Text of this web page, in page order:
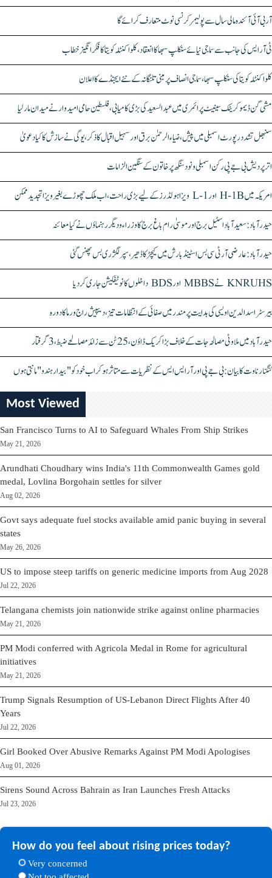
آر بی آئی آئندہ مالی سال سے پولیمر کرنسی نوٹ متعارف کرائے گا
ٹی آر ایس کی جانب سے سماجی نیائے سنکلپ سبھا کا انعقاد، کلواکنٹلہ کویتا کا فکر انگیز خطاب
کلواکنٹلہ کویتا کی سنکلپ سبھا، سماجی انصاف پر مبنی تلنگانہ کے نئے ایجنڈے کا اعلان
مشی گن ڈیموکریٹک سینیٹ پرائمری میں عبدالسعید کی بڑی کامیابی، فلسطین حامی امیدوار نے میدان مار لیا
سنبھل تشدد رپورٹ اسمبلی میں پیش، ضیاء الرحمٰن برق اور سہیل اقبال کا ذکر، یوگی نے سازش کا کیا دعویٰ
اتر پردیش بی جے پی رکن اسمبلی ونود سنگھ پر خاتون کے سنگین الزامات
امریکہ میں H-1B اور L-1 ویزا ہولڈرز کے لیے بڑی راحت، اب ملک چھوڑے بغیر ویزا تجدید ممکن
حیدرآباد: سعیدآباد اسٹیل برج اور موسیٰ رام باغ برج کا وزراء و دیگر رہنماؤں نے کیا معائنہ
حیدرآباد: عارضی آر ٹی سی بس اسٹینڈ بارش میں کیچڑ کا ڈھیر، سپر لگژری بس پھنس گئی
KNRUHS نے MBBS اور BDS داخلوں کا نوٹیفکیشن جاری کر دیا
بیرسٹر اسدالدین اویسی کی ہدایت پر مندر میں صفائی کے انتظامات تیز، دیپیش راج ورما کا دورہ
حیدرآباد میں ملاوٹی مصالحہ جات کے خلاف بڑا کریک ڈاؤن، 25 ٹن سے زائد مصالحے ضبط، 3 گرفتار
کنگنا رناوت کا بیان: بی جے پی اور آر ایس ایس کے نظریات سے متاثر ہو کر اب خود کو "بیدار ہندو" مانتی ہوں
Most Viewed
San Francisco Turns to AI to Safeguard Whales From Ship Strikes
May 21, 2026
Arundhati Choudhary wins India's 11th Commonwealth Games gold
medal, Lovlina Borgohain settles for silver
Aug 02, 2026
Govt says adequate fuel stocks available amid panic buying in several
states
May 26, 2026
US to impose steep tariffs on generic medicine imports from Aug 2028
Jul 22, 2026
Telangana chemists join nationwide strike against online pharmacies
May 21, 2026
PM Modi conferred with Agricola Medal in Rome for agricultural
initiatives
May 21, 2026
Trump Signals Resumption of US-Lebanon Direct Flights After 40
Years
Jul 22, 2026
Girl Booked Over Abusive Remarks Against PM Modi Apologises
Aug 01, 2026
Sirens Sound Across Bahrain as Iran Launches Fresh Attacks
Jul 23, 2026
How do you feel about rising prices today?
Very concerned